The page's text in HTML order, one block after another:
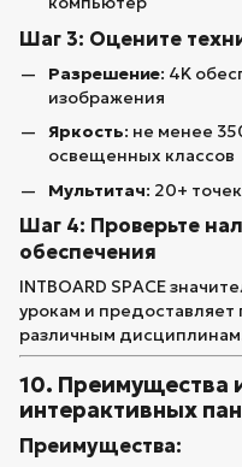
Шаг 3: Оцените
Разрешение: 4K
изображения
Яркость: не менее
освещенных классов
Мультитач: 20+
Шаг 4: Проверьте
обеспечения
INTBOARD SPACE
урокам и
различным
10. Преимущества
интерактивных
Преимущества: